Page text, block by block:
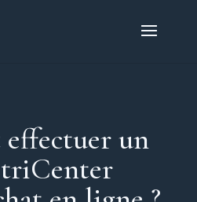
un